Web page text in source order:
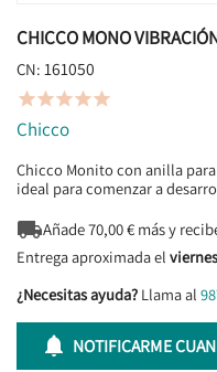
CHICCO MONO
CN: 161050

Chicco
Chicco Monito con anilla
ideal para comenzar a
Añade70,00€ más y
Entrega aproximada el
¿Necesitas ayuda? Llama al
 NOTIFICARME